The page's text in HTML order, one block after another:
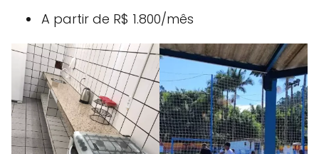
A partir de R$ 1.800/mês